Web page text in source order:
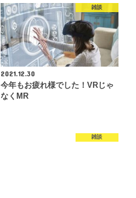
雑談
2021.12.30
今年もお疲れ様でした！VRじゃ
なくMR
雑談